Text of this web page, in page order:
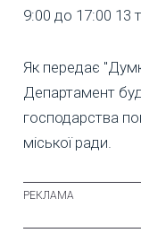
9:00 до 17:00 13
Як передає
Департамент
господарства
міської ради.